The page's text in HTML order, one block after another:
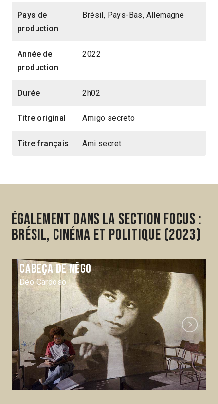
Pays de
production
Brésil, Pays-Bas, Allemagne
Année de
production
2022
Durée 2h02
Titre original Amigo secreto
Titre français Ami secret
Également dans la section Focus :
Brésil, cinéma et politique (2023)
Cabeça de nêgo
Déo Cardoso
Next